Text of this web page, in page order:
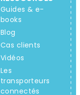
Guides & e-
books
Blog
Cas clients
Vidéos
Les
transporteurs
connectés